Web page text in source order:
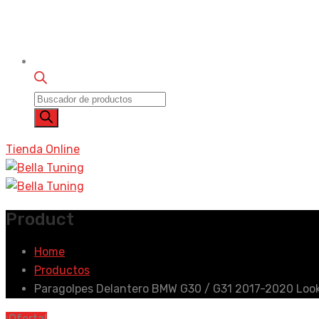
Búsqueda
de
Tienda Online
Product
Home
Productos
Paragolpes Delantero BMW G30 / G31 2017-2020